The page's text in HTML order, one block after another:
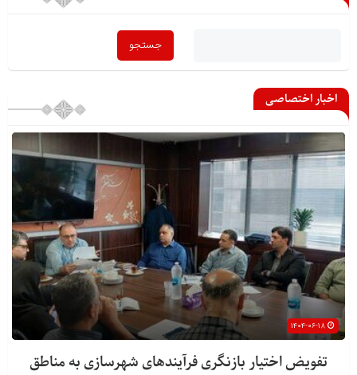
اخبار اختصاصی
تفویض اختیار بازنگری فرآیندهای شهرسازی به مناطق